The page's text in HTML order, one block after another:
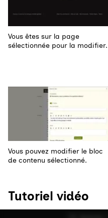
Vous êtes sur la page
sélectionnée pour la modifier.
Agrandir
Vous pouvez modifier le bloc
de contenu sélectionné.
Tutoriel vidéo